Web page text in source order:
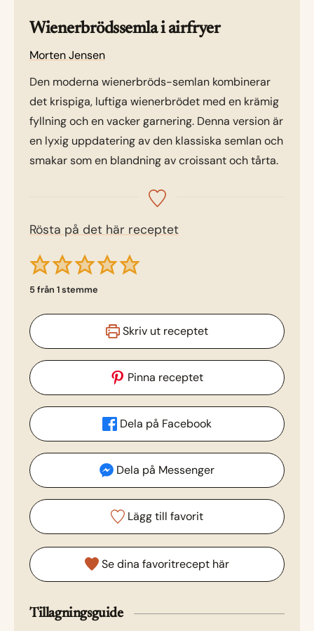
Wienerbrödssemla i airfryer
Morten Jensen
Den moderna wienerbröds-semlan kombinerar
det krispiga, luftiga wienerbrödet med en krämig
fyllning och en vacker garnering. Denna version är
en lyxig uppdatering av den klassiska semlan och
smakar som en blandning av croissant och tårta.
Rösta på det här receptet
5från 1 stemme
Skriv ut receptet
Pinna receptet
Dela på Facebook
Dela på Messenger
Lägg till favorit
Se dina favoritrecept här
Tillagningsguide